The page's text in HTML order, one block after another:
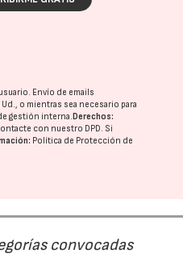
Envío de emails
o mientras sea necesario para
gestión interna. Derechos:
con nuestro DPD. Si
Política de Protección de
convocadas